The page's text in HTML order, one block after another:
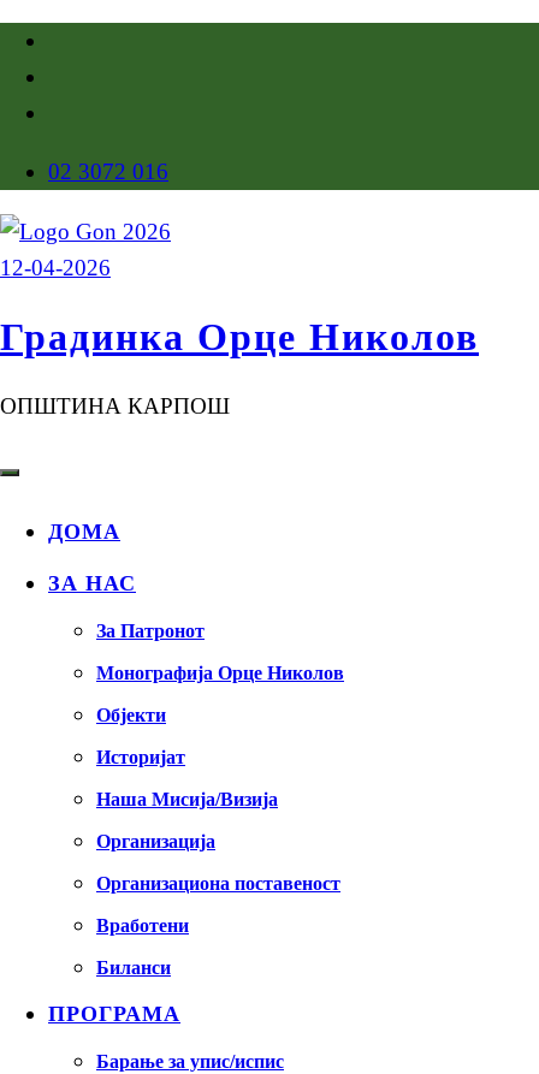
02 3072 016
Градинка Орце Николов
ОПШТИНА КАРПОШ
ДОМА
ЗА НАС
За Патронот
Монографија Орце Николов
Објекти
Историјат
Наша Мисија/Визија
Организација
Организациона поставеност
Вработени
Биланси
ПРОГРАМА
Барање за упис/испис